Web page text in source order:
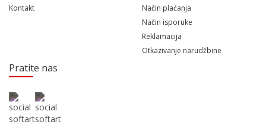
Kontakt
Način plaćanja
Način isporuke
Reklamacija
Otkazivanje narudžbine
Pratite nas